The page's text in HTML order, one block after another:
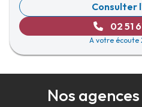
Consulter
02 51
A votre écoute
Nos